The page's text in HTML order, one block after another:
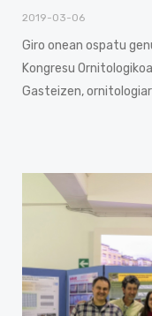
2019-03-06
Giro onean ospatu
Kongresu
Gasteizen,